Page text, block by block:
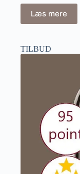
Læs mere
TILBUD